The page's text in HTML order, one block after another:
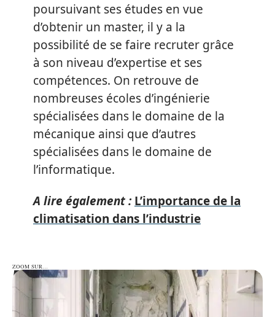
poursuivant ses études en vue
d’obtenir un master, il y a la
possibilité de se faire recruter grâce
à son niveau d’expertise et ses
compétences. On retrouve de
nombreuses écoles d’ingénierie
spécialisées dans le domaine de la
mécanique ainsi que d’autres
spécialisées dans le domaine de
l’informatique.
A lire également : L’importance de la
climatisation dans l’industrie
ZOOM SUR…
ZOOM SUR…